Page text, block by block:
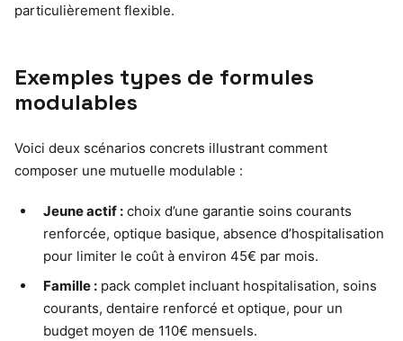
particulièrement flexible.
Exemples types de formules
modulables
Voici deux scénarios concrets illustrant comment
composer une mutuelle modulable :
Jeune actif : choix d’une garantie soins courants
renforcée, optique basique, absence d’hospitalisation
pour limiter le coût à environ 45€ par mois.
Famille : pack complet incluant hospitalisation, soins
courants, dentaire renforcé et optique, pour un
budget moyen de 110€ mensuels.